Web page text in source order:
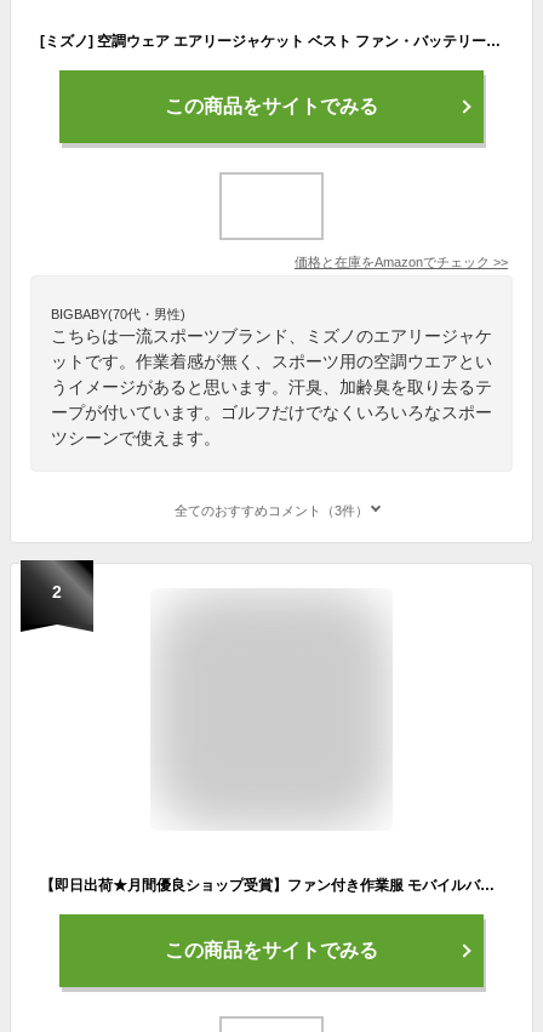
[ミズノ] 空調ウェア エアリージャケット ベスト ファン・バッテリー別売り 暑さ対策 C2JE0102 レッド L
この商品をサイトでみる
価格と在庫をAmazonでチェック >>
BIGBABY(70代・男性)
こちらは一流スポーツブランド、ミズノのエアリージャケ
ットです。作業着感が無く、スポーツ用の空調ウエアとい
うイメージがあると思います。汗臭、加齢臭を取り去るテ
ープが付いています。ゴルフだけでなくいろいろなスポー
ツシーンで使えます。
全てのおすすめコメント（3件）
2
【即日出荷★月間優良ショップ受賞】ファン付き作業服 モバイルバッテリー付き ファン付きベスト フルセット 作業服 空調涼服 空調ウェア UVカット エアコン服 S-4XLサイズ 空調ベスト 釣り 空調作業服 3段階風 PSE認証 大きいサイズ ファン付きウェア 夏用 父の日
この商品をサイトでみる